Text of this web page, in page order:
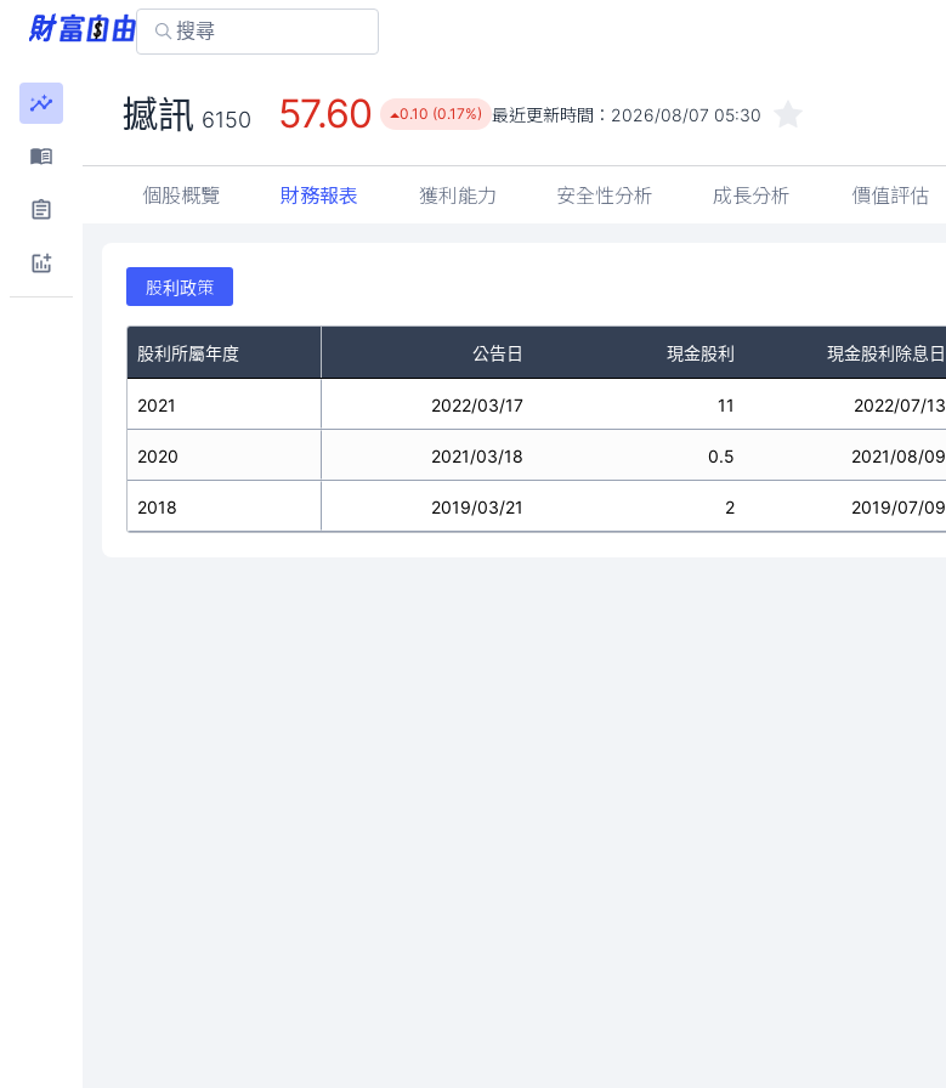
撼訊 6150 57.60 0.10 (0.17%) 最近更新時間： 2026/08/07 05:30
個股概覽 財務報表 獲利能力 安全性分析 成長分析 價值評估
股利政策
股利所屬年度 公告日 現金股利 現金股利除息日
2021
2020
2018
2022/03/17 11 2022/07/13
2021/03/18 0.5 2021/08/09
2019/03/21 2 2019/07/09